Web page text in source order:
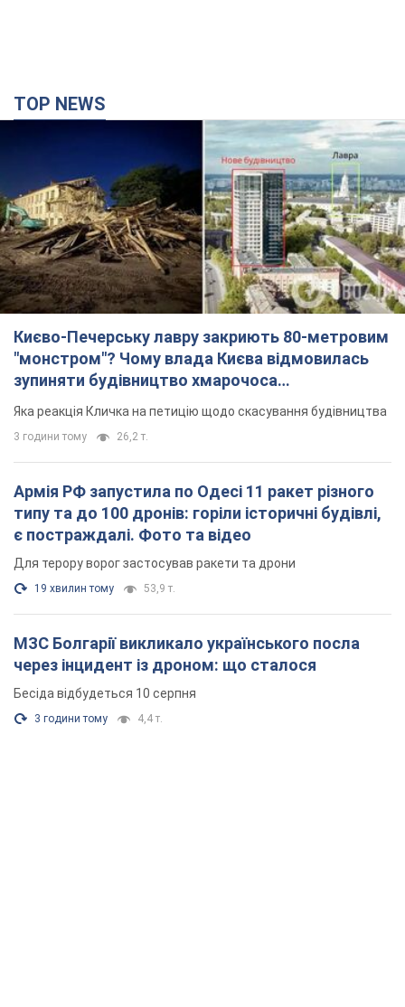
Києво-Печерську лавру закриють 80-метровим
"монстром"? Чому влада Києва відмовилась
зупиняти будівництво хмарочоса
"московського вірянина"
Яка реакція Кличка на петицію щодо скасування будівництва
3 години тому 26,2 т.
Армія РФ запустила по Одесі 11 ракет різного
типу та до 100 дронів: горіли історичні будівлі,
є постраждалі. Фото та відео
Для терору ворог застосував ракети та дрони
19 хвилин тому 53,9 т.
МЗС Болгарії викликало українського посла
через інцидент із дроном: що сталося
3 години тому